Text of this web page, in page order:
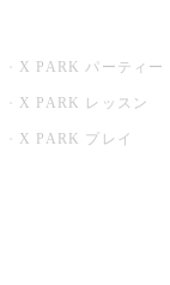
X PARK パーティー
X PARK レッスン
X PARK プレイ